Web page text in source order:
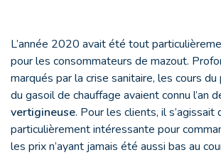
L’année 2020 avait été tout
pour les consommateurs de mazout.
marqués par la crise sanitaire, les cours
du gasoil de chauffage avaient connu l’an
vertigineuse. Pour les clients, il s’agissait
particulièrement intéressante pour
les prix n’ayant jamais été aussi bas au